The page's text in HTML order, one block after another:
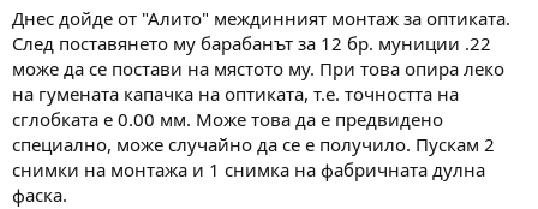
Днес дойде от "Алито" междинният монтаж за оптиката.
След поставянето му барабанът за 12 бр. муниции .22
може да се постави на мястото му. При това опира леко
на гумената капачка на оптиката, т.е. точността на
сглобката е 0.00 мм. Може това да е предвидено
специално, може случайно да се е получило. Пускам 2
снимки на монтажа и 1 снимка на фабричната дулна
фаска.